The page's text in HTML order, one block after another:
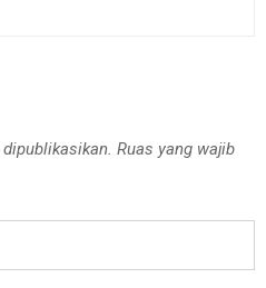
Ruas yang wajib